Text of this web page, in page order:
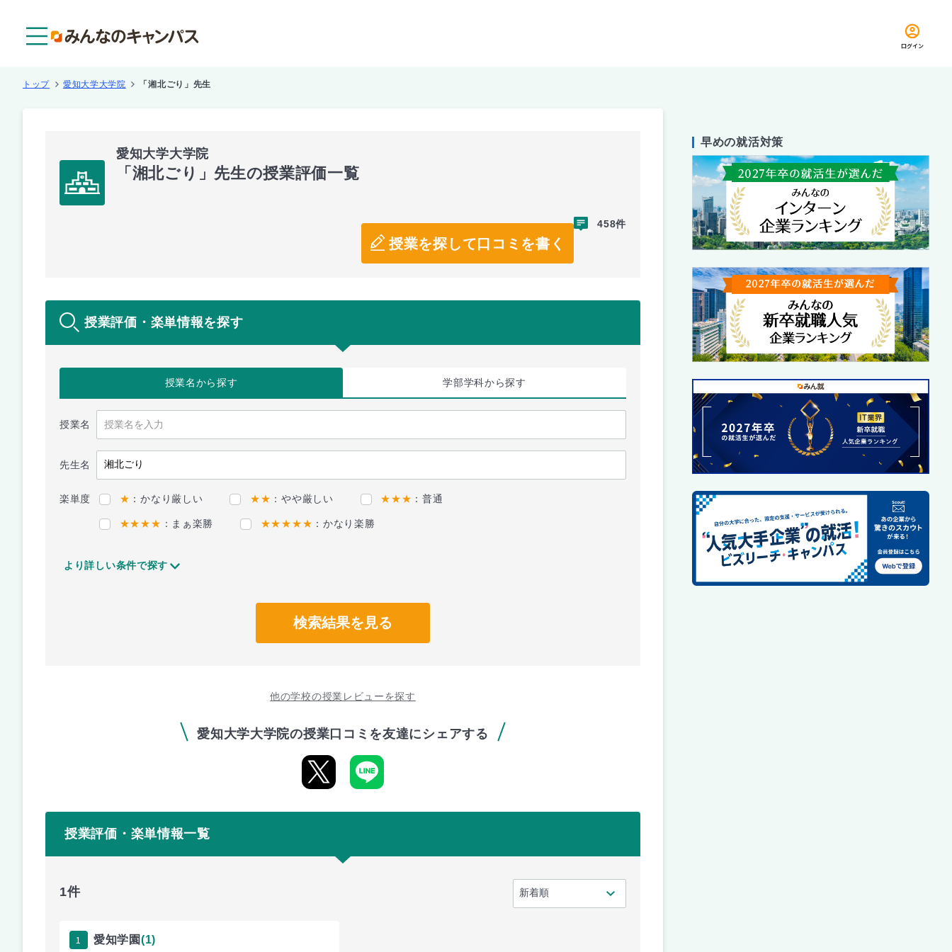
ログイン
トップ 愛知大学大学院 「湘北ごり」先生
愛知大学大学院
「湘北ごり」先生の授業評価一覧
授業を探して口コミを書く
458件
授業評価・楽単情報を探す
授業名から探す 学部学科から探す
授業名
先生名
楽単度 ★ ：かなり厳しい ★★ ：やや厳しい ★★★ ：普通
★★★★ ：まぁ楽勝 ★★★★★ ：かなり楽勝
より詳しい条件で探す
検索結果を見る
他の学校の授業レビューを探す
愛知大学大学院の授業口コミを友達にシェアする
授業評価・楽単情報一覧
1件
1 愛知学園(1)
早めの就活対策